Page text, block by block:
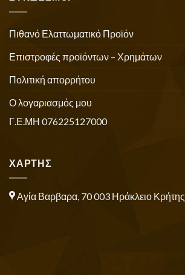
Πιθανό Ελαττωματικό Προϊόν
Επιστροφές προϊόντων – Χρημάτων
Πολιτική απορρήτου
Ο λογαριασμός μου
Γ.Ε.ΜΗ 076225127000
ΧΑΡΤΗΣ
Αγία Βαρβαρα, 70 003 Ηράκλειο Κρήτης